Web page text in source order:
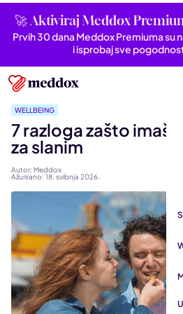
🚀 Aktiviraj Meddox
Prvih 30 dana Meddox Premiuma su
i isprobaj sve
WELLBEING
7 razloga zašto imaš
za slanim
Autor: Meddox
Ažurirano: 18. svibnja 2026.